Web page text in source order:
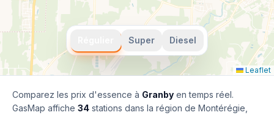
Leaflet
Super Diesel
Comparez les prix d'essence à Granby en temps réel.
GasMap affiche 34 stations dans la région de Montérégie